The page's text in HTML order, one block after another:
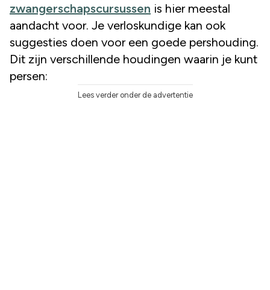
zwangerschapscursussen is hier meestal
aandacht voor. Je verloskundige kan ook
suggesties doen voor een goede pershouding.
Dit zijn verschillende houdingen waarin je kunt
persen:
Lees verder onder de advertentie